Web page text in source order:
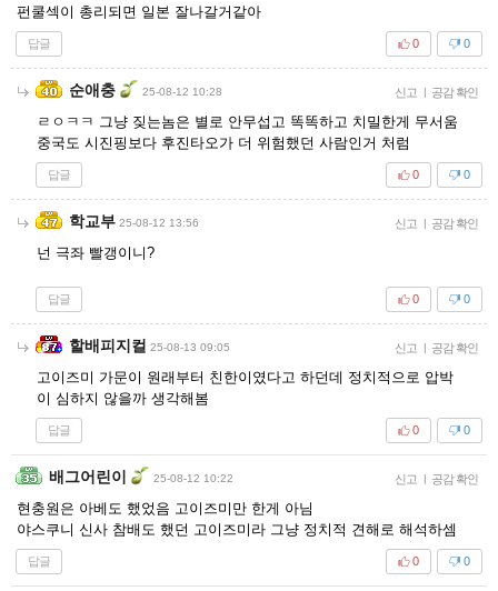
펀쿨섹이 총리되면 일본 잘나갈거같아
답글 0
0
순애충 25-08-12 10:28 신고 | 공감 확인
ㄹㅇㅋㅋ 그냥 짖는놈은 별로 안무섭고 똑똑하고 치밀한게 무서움
중국도 시진핑보다 후진타오가 더 위험했던 사람인거 처럼
답글 0
0
학교부 25-08-12 13:56 신고 | 공감 확인
넌 극좌 빨갱이니?
답글 0
0
할배피지컬 25-08-13 09:05 신고 | 공감 확인
고이즈미 가문이 원래부터 친한이였다고 하던데 정치적으로 압박
이 심하지 않을까 생각해봄
답글 0
0
배그어린이 25-08-12 10:22 신고 | 공감 확인
현충원은 아베도 했었음 고이즈미만 한게 아님
야스쿠니 신사 참배도 했던 고이즈미라 그냥 정치적 견해로 해석하셈
답글 0
0